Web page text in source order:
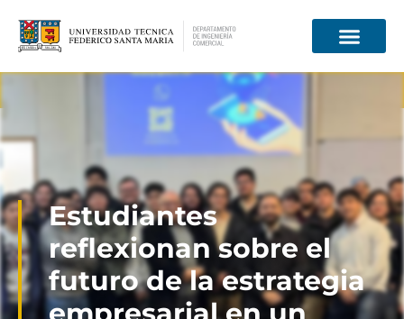
Información para
Estudiantes
reflexionan sobre el
futuro de la estrategia